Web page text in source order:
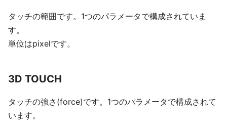
タッチの範囲です。1つのパラメータで構成されていま
す。
単位はpixelです。
3D TOUCH
タッチの強さ(force)です。1つのパラメータで構成されて
います。